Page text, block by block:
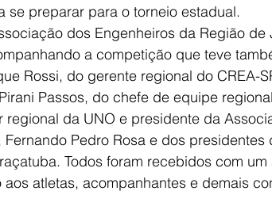
se preparar para o torneio estadual.
dos Engenheiros da Região de
a competição que teve
Rossi, do gerente regional do CREA-
Passos, do chefe de equipe
regional da UNO e presidente da
Pedro Rosa e dos
Todos foram recebidos com
atletas, acompanhantes e demais